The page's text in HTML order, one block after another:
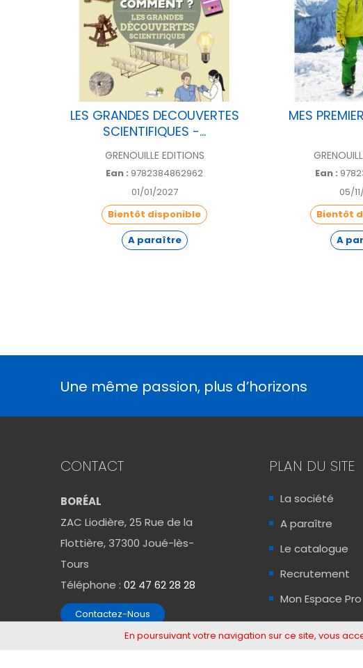
LES GRANDES DECOUVERTES
SCIENTIFIQUES -...
GRENOUILLE EDITIONS
Ean : 9782384862962
01/01/2027
Bientôt disponible
A paraître
MES
Ean :
05/
Bientôt
A
Une même passion, plus d’horizons
CONTACT
BORÉAL
ZAC Liodière, 25 Rue de la
Flottière, 37300 Joué-lès-
Tours
Téléphone : 02 47 62 28 28
Contactez-Nous
PLAN DU SITE
La société
A paraître
Le catalogue
Recrutement
Mon Espace Pro
En poursuivant votre navigation sur ce site, vous